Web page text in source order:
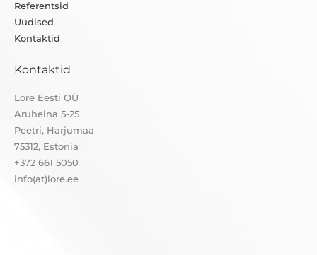
Referentsid
Uudised
Kontaktid
Kontaktid
Lore Eesti OÜ
Aruheina 5-25
Peetri, Harjumaa
75312, Estonia
+372 661 5050
info(at)lore.ee